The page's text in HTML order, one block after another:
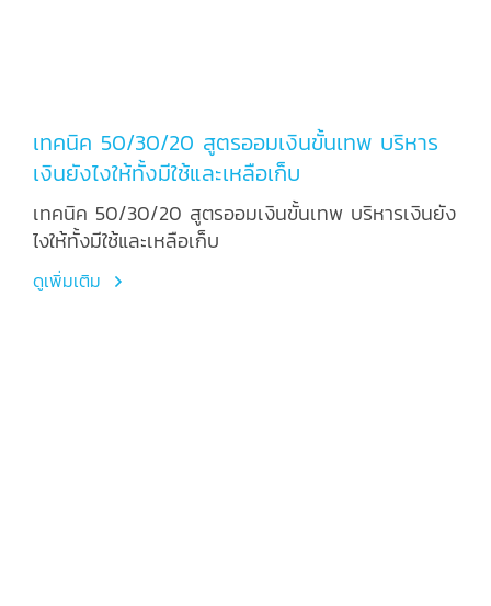
เทคนิค 50/30/20 สูตรออมเงินขั้นเทพ บริหาร
เงินยังไงให้ทั้งมีใช้และเหลือเก็บ
เทคนิค 50/30/20 สูตรออมเงินขั้นเทพ บริหารเงินยัง
ไงให้ทั้งมีใช้และเหลือเก็บ
ดูเพิ่มเติม